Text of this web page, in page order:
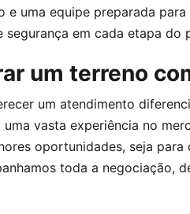
e uma equipe preparada
segurança em cada etapa do
um terreno
um atendimento
vasta experiência no
oportunidades, seja
toda a negociação,